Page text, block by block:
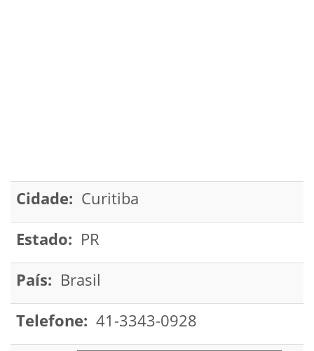
Cidade: Curitiba
Estado: PR
País: Brasil
Telefone: 41-3343-0928